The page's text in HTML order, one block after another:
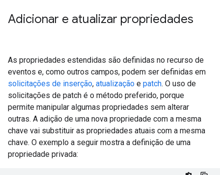
Adicionar e atualizar propriedades
As propriedades estendidas são definidas no recurso de
eventos e, como outros campos, podem ser definidas em
solicitações de inserção, atualização e patch. O uso de
solicitações de patch é o método preferido, porque
permite manipular algumas propriedades sem alterar
outras. A adição de uma nova propriedade com a mesma
chave vai substituir as propriedades atuais com a mesma
chave. O exemplo a seguir mostra a definição de uma
propriedade privada: